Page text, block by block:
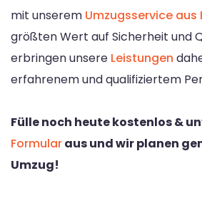
mit unserem Umzugsservice aus
größten Wert auf Sicherheit und
erbringen unsere Leistungen
erfahrenem und qualifiziertem
Fülle noch heute kostenlos &
Formularaus und wir planen
Umzug!